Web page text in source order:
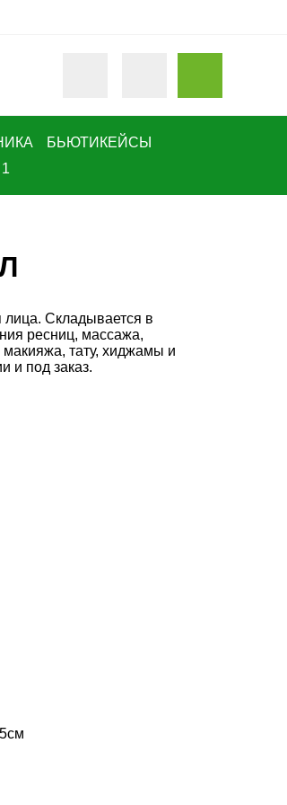
БЬЮТИКЕЙСЫ
Складывается в
ресниц, массажа,
тату, хиджамы и
и под заказ.